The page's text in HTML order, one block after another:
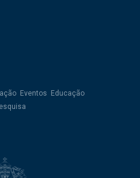
Eventos
Educação